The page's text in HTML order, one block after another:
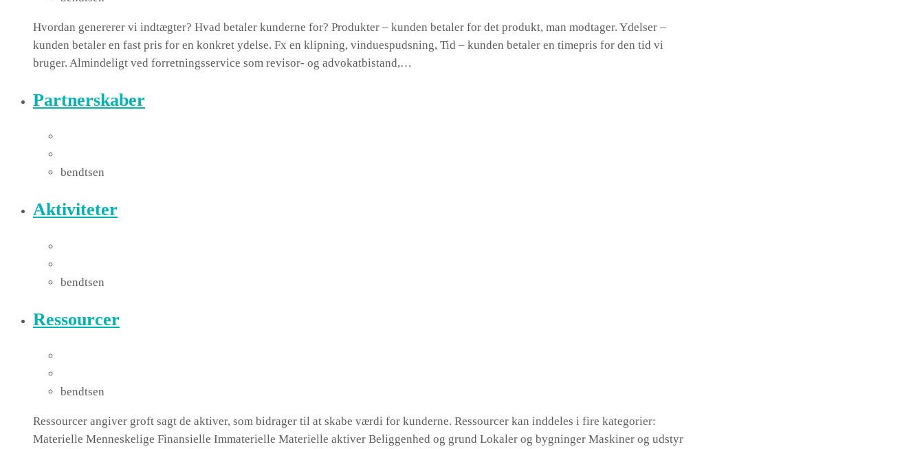
Hvordan genererer vi indtægter? Hvad betaler kunderne for? Produkter – kunden betaler for det produkt, man modtager. Ydelser –
kunden betaler en fast pris for en konkret ydelse. Fx en klipning, vinduespudsning, Tid – kunden betaler en timepris for den tid vi
bruger. Almindeligt ved forretningsservice som revisor- og advokatbistand,…
Partnerskaber
bendtsen
Aktiviteter
bendtsen
Ressourcer
bendtsen
Ressourcer angiver groft sagt de aktiver, som bidrager til at skabe værdi for kunderne. Ressourcer kan inddeles i fire kategorier:
Materielle Menneskelige Finansielle Immaterielle Materielle aktiver Beliggenhed og grund Lokaler og bygninger Maskiner og udstyr